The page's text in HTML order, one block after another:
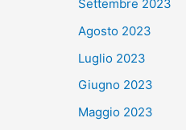
Settembre 2023
Agosto 2023
Luglio 2023
Giugno 2023
Maggio 2023